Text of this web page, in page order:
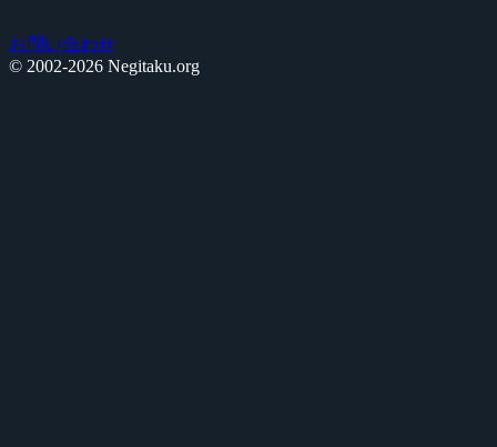
お問い合わせ
© 2002-2026 Negitaku.org